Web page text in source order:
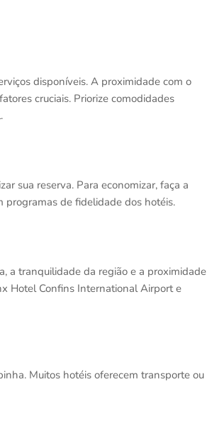
disponíveis. A proximidade com o
cruciais. Priorize comodidades
sua reserva. Para economizar, faça a
programas de fidelidade dos hotéis.
a tranquilidade da região e a proximidade
Hotel Confins International Airport e
Muitos hotéis oferecem transporte ou